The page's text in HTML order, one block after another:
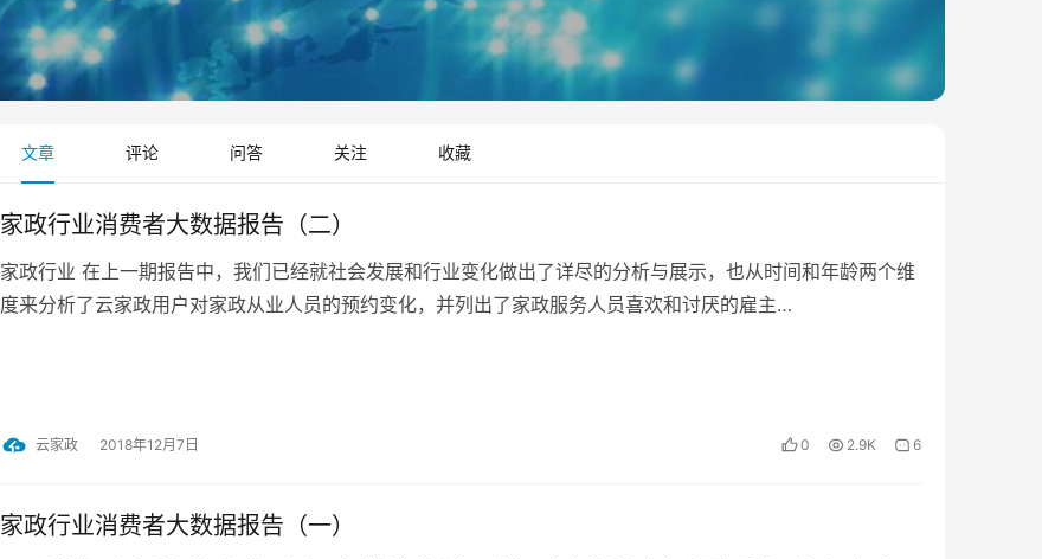
文章 评论 问答 关注 收藏
家政行业消费者大数据报告（二）
家政行业 在上一期报告中，我们已经就社会发展和行业变化做出了详尽的分析与展示，也从时间和年龄两个维
度来分析了云家政用户对家政从业人员的预约变化，并列出了家政服务人员喜欢和讨厌的雇主…
云家政 2018年12月7日 0 2.9K 6
家政行业消费者大数据报告（一）